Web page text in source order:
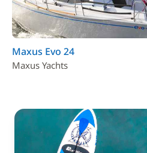
Maxus Evo 24
Maxus Yachts